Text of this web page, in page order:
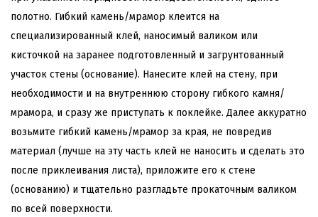
полотно. Гибкий камень/мрамор клеится на
специализированный клей, наносимый валиком или
кисточкой на заранее подготовленный и загрунтованный
участок стены (основание). Нанесите клей на стену, при
необходимости и на внутреннюю сторону гибкого камня/
мрамора, и сразу же приступать к поклейке. Далее аккуратно
возьмите гибкий камень/мрамор за края, не повредив
материал (лучше на эту часть клей не наносить и сделать это
после приклеивания листа), приложите его к стене
(основанию) и тщательно разгладьте прокаточным валиком
по всей поверхности.